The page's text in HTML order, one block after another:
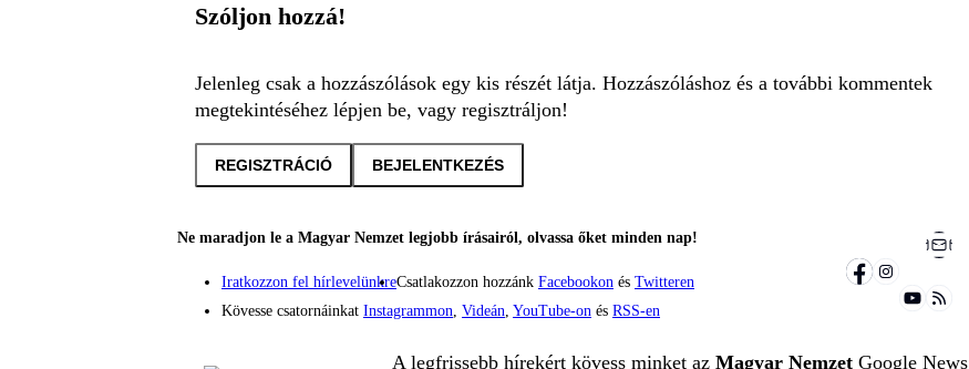
Szóljon hozzá!
Jelenleg csak a hozzászólások egy kis részét látja. Hozzászóláshoz és a további kommentek
megtekintéséhez lépjen be, vagy regisztráljon!
REGISZTRÁCIÓ BEJELENTKEZÉS
Ne maradjon le a Magyar Nemzet legjobb írásairól, olvassa őket minden nap!
Iratkozzon fel hírlevelünkreCsatlakozzon hozzánk Facebookon és Twitteren
Kövesse csatornáinkat Instagrammon, Videán, YouTube-on és RSS-en
A legfrissebb hírekért kövess minket az Magyar Nemzet Google News